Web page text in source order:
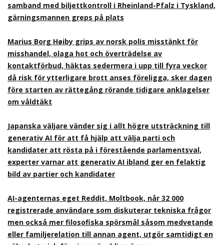
samband med biljettkontroll i Rheinland-Pfalz i Tyskland,
gärningsmannen greps på plats
Marius Borg Høiby grips av norsk polis misstänkt för
misshandel, olaga hot och överträdelse av
kontaktförbud, häktas sedermera i upp till fyra veckor
då risk för ytterligare brott anses föreligga, sker dagen
före starten av rättegång rörande tidigare anklagelser
om våldtäkt
Japanska väljare vänder sig i allt högre utsträckning till
generativ AI för att få hjälp att välja parti och
kandidater att rösta på i förestående parlamentsval,
experter varnar att generativ AI ibland ger en felaktig
bild av partier och kandidater
AI-agenternas eget Reddit, Moltbook, når 32 000
registrerade användare som diskuterar tekniska frågor
men också mer filosofiska spörsmål såsom medvetande
eller familjerelation till annan agent, utgör samtidigt en